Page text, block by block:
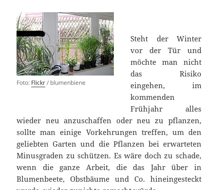
Foto: Flickr/ blumenbiene
Steht der Winter
vor der Tür und
möchte man nicht
das Risiko
eingehen, im
kommenden
Frühjahr alles
wieder neu anzuschaffen oder neu zu pflanzen,
sollte man einige Vorkehrungen treffen, um den
geliebten Garten und die Pflanzen bei erwarteten
Minusgraden zu schützen. Es wäre doch zu schade,
wenn die ganze Arbeit, die das Jahr über in
Blumenbeete, Obstbäume und Co. hineingesteckt